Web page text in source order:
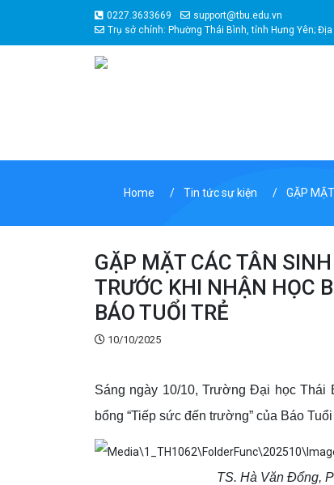
0227.3633669
support@tbu.edu.vn
Trụ sở chính: Phường Thái Bình, tỉnh Hưng Yên;
Home Tin tức sự kiện GẶP
GẶP MẶT CÁC TÂN
TRƯỚC KHI NHẬN HỌC
BÁO TUỔI TRẺ
10/10/2025
Sáng ngày 10/10, Trường Đại học
bổng “Tiếp sức đến trường” của Báo
TS. Hà Văn Đổng,